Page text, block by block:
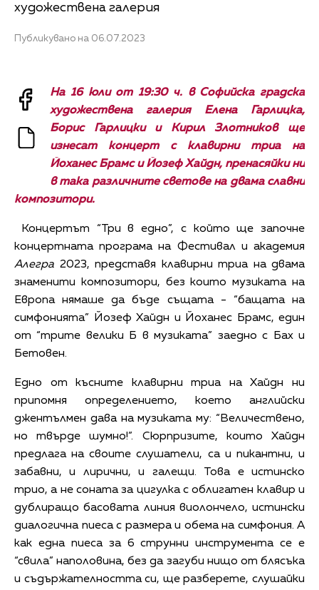
художествена галерия
Публикувано на 06.07.2023
На 16 юли от 19:30 ч. в Софийска градска
художествена галерия Елена Гарлицка,
Борис Гарлицки и Кирил Злотников ще
изнесат концерт с клавирни триа на
Йоханес Брамс и Йозеф Хайдн, пренасяйки ни
в така различните светове на двама славни
композитори.
Концертът “Три в едно”, с който ще започне
концертната програма на Фестивал и академия
Алегра 2023, представя клавирни триа на двама
знаменити композитори, без които музиката на
Европа нямаше да бъде същата - “бащата на
симфонията” Йозеф Хайдн и Йоханес Брамс, един
от “трите велики Б в музиката” заедно с Бах и
Бетовен.
Едно от късните клавирни триа на Хайдн ни
припомня определението, което английски
джентълмен дава на музиката му: “Величествено,
но твърде шумно!”. Сюрпризите, които Хайдн
предлага на своите слушатели, са и пикантни, и
забавни, и лирични, и галещи. Това е истинско
трио, а не соната за цигулка с облигатен клавир и
дублиращо басовата линия виолончело, истински
диалогична пиеса с размера и обема на симфония. А
как една пиеса за 6 струнни инструмента се е
“свила” наполовина, без да загуби нищо от блясъка
и съдържателността си, ще разберете, слушайки